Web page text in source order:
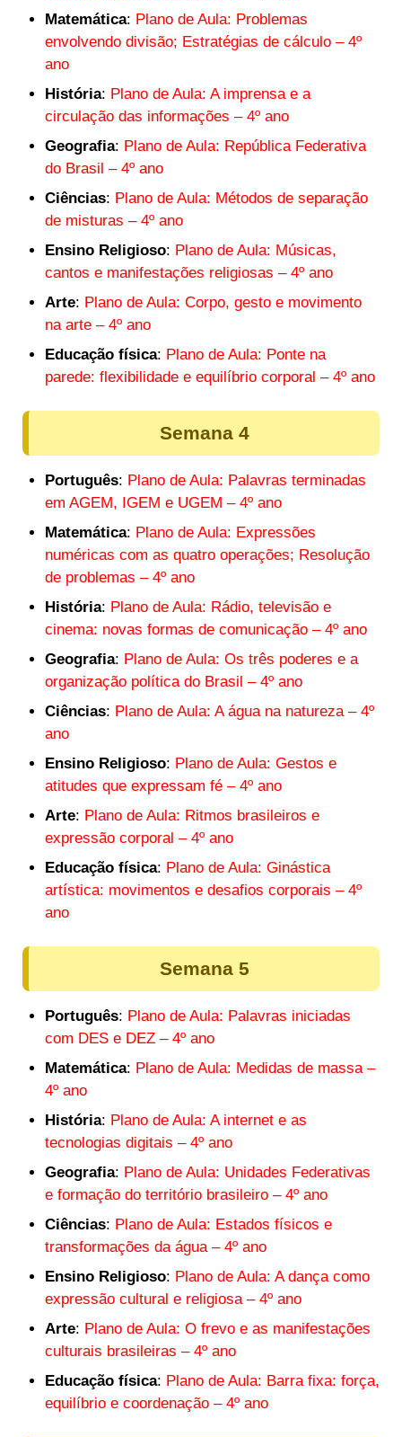
Matemática: Plano de Aula: Problemas
envolvendo divisão; Estratégias de cálculo – 4º
ano
História: Plano de Aula: A imprensa e a
circulação das informações – 4º ano
Geografia: Plano de Aula: República Federativa
do Brasil – 4º ano
Ciências: Plano de Aula: Métodos de separação
de misturas – 4º ano
Ensino Religioso: Plano de Aula: Músicas,
cantos e manifestações religiosas – 4º ano
Arte: Plano de Aula: Corpo, gesto e movimento
na arte – 4º ano
Educação física: Plano de Aula: Ponte na
parede: flexibilidade e equilíbrio corporal – 4º ano
Semana 4
Português: Plano de Aula: Palavras terminadas
em AGEM, IGEM e UGEM – 4º ano
Matemática: Plano de Aula: Expressões
numéricas com as quatro operações; Resolução
de problemas – 4º ano
História: Plano de Aula: Rádio, televisão e
cinema: novas formas de comunicação – 4º ano
Geografia: Plano de Aula: Os três poderes e a
organização política do Brasil – 4º ano
Ciências: Plano de Aula: A água na natureza – 4º
ano
Ensino Religioso: Plano de Aula: Gestos e
atitudes que expressam fé – 4º ano
Arte: Plano de Aula: Ritmos brasileiros e
expressão corporal – 4º ano
Educação física: Plano de Aula: Ginástica
artística: movimentos e desafios corporais – 4º
ano
Semana 5
Português: Plano de Aula: Palavras iniciadas
com DES e DEZ – 4º ano
Matemática: Plano de Aula: Medidas de massa –
4º ano
História: Plano de Aula: A internet e as
tecnologias digitais – 4º ano
Geografia: Plano de Aula: Unidades Federativas
e formação do território brasileiro – 4º ano
Ciências: Plano de Aula: Estados físicos e
transformações da água – 4º ano
Ensino Religioso: Plano de Aula: A dança como
expressão cultural e religiosa – 4º ano
Arte: Plano de Aula: O frevo e as manifestações
culturais brasileiras – 4º ano
Educação física: Plano de Aula: Barra fixa: força,
equilíbrio e coordenação – 4º ano